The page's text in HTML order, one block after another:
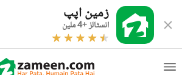
زمین اپپ
انسٹالز +4 ملین